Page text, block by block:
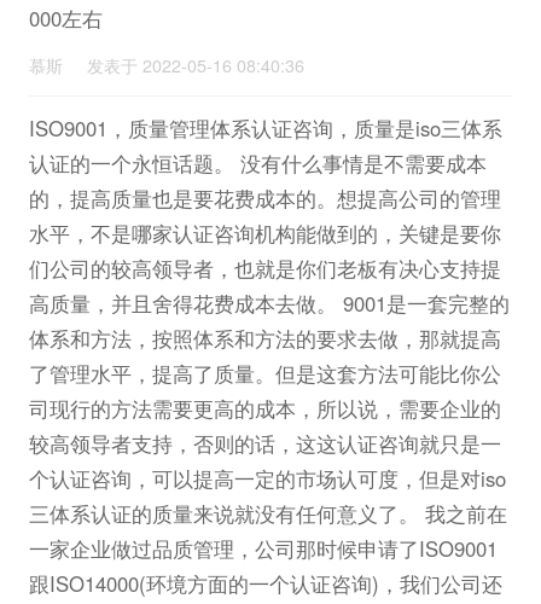
000左右
慕斯 发表于 2022-05-16 08:40:36
ISO9001，质量管理体系认证咨询，质量是iso三体系
认证的一个永恒话题。 没有什么事情是不需要成本
的，提高质量也是要花费成本的。想提高公司的管理
水平，不是哪家认证咨询机构能做到的，关键是要你
们公司的较高领导者，也就是你们老板有决心支持提
高质量，并且舍得花费成本去做。 9001是一套完整的
体系和方法，按照体系和方法的要求去做，那就提高
了管理水平，提高了质量。但是这套方法可能比你公
司现行的方法需要更高的成本，所以说，需要企业的
较高领导者支持，否则的话，这这认证咨询就只是一
个认证咨询，可以提高一定的市场认可度，但是对iso
三体系认证的质量来说就没有任何意义了。 我之前在
一家企业做过品质管理，公司那时候申请了ISO9001
跟ISO14000(环境方面的一个认证咨询)，我们公司还